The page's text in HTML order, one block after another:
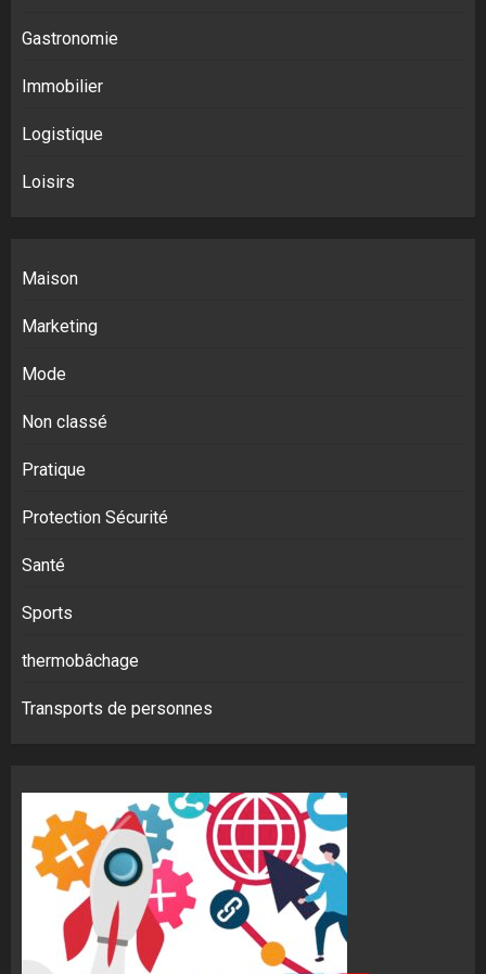
Gastronomie
Immobilier
Logistique
Loisirs
Maison
Marketing
Mode
Non classé
Pratique
Protection Sécurité
Santé
Sports
thermobâchage
Transports de personnes